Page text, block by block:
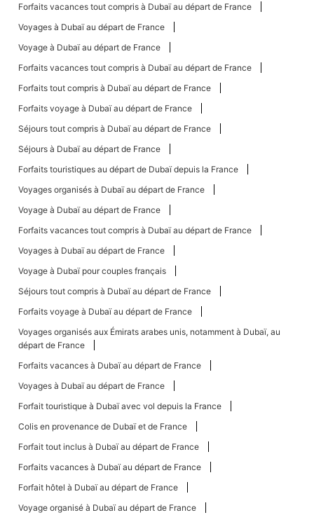
Forfaits vacances tout compris à Dubaï au départ de France
Voyages à Dubaï au départ de France
Voyage à Dubaï au départ de France
Forfaits vacances tout compris à Dubaï au départ de France
Forfaits tout compris à Dubaï au départ de France
Forfaits voyage à Dubaï au départ de France
Séjours tout compris à Dubaï au départ de France
Séjours à Dubaï au départ de France
Forfaits touristiques au départ de Dubaï depuis la France
Voyages organisés à Dubaï au départ de France
Voyage à Dubaï au départ de France
Forfaits vacances tout compris à Dubaï au départ de France
Voyages à Dubaï au départ de France
Voyage à Dubaï pour couples français
Séjours tout compris à Dubaï au départ de France
Forfaits voyage à Dubaï au départ de France
Voyages organisés aux Émirats arabes unis, notamment à Dubaï, au
départ de France
Forfaits vacances à Dubaï au départ de France
Voyages à Dubaï au départ de France
Forfait touristique à Dubaï avec vol depuis la France
Colis en provenance de Dubaï et de France
Forfait tout inclus à Dubaï au départ de France
Forfaits vacances à Dubaï au départ de France
Forfait hôtel à Dubaï au départ de France
Voyage organisé à Dubaï au départ de France